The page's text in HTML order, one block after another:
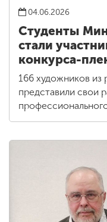
04.06.2026
Студенты
стали
конкурса-
166 художников из
представили свои